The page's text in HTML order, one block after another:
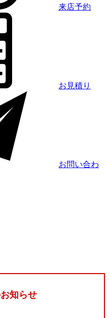
来店予約
お見積り
お問い合わ
知らせ